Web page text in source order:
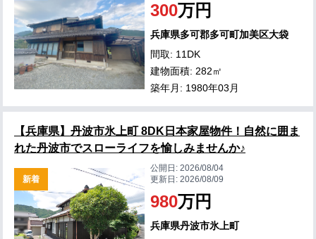
300万円
兵庫県多可郡多可町加美区大袋
間取: 11DK
建物面積: 282㎡
築年月: 1980年03月
【兵庫県】丹波市氷上町 8DK日本家屋物件！自然に囲ま
れた丹波市でスローライフを愉しみませんか♪
新着
公開日:2026/08/04
更新日:2026/08/09
980万円
兵庫県丹波市氷上町